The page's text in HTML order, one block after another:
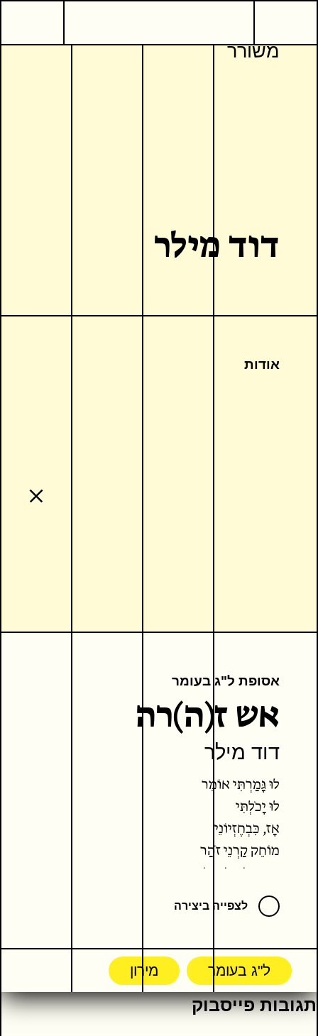
משורר
דוד מילר
אודות
אסופת ל"ג בעומר
אש ז(ה)רה
דוד מילר
לוּ גָּמַרְתִּי אוֹמֵר
לוּ יָכֹלְתִּי
אָז, כִּבְחֶזְיוֹנֵי
מוֹחֵק קַרְנֵי זֹהַר
מְכַבֶּה שְׁחוֹר עָשָׁן
מַבִּיט נִכְחוֹ
אַךְ בָּאֵשׁ
בְּעַצְמוּתָהּ הַסּוֹלִידִית
בְּעָצְמָתָהּ הַמֵּתוֹדִית
נִרְפָּה, נִרְפָּא
לצפייה ביצירה
ל"ג בעומר מירון
תגובות פייסבוק